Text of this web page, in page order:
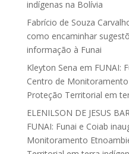
indígenas na Bolívia
Fabrício de Souza
como encaminhar
informação à Funai
Kleyton Sena em FUNAI:
Centro de
Proteção Territorial em
ELENILSON DE JESUS
FUNAI: Funai e Coiab
Monitoramento